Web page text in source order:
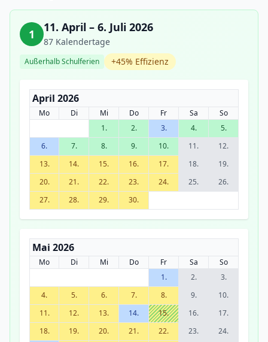
1 11. April – 6. Juli 2026
87 Kalendertage
Außerhalb Schulferien +45% Effizienz
April 2026
Mo Di Mi Do Fr Sa
So
1.
2. 3. 4.
5.
6.
7. 8. 9. 10. 11.
12.
13.
14. 15. 16. 17. 18.
19.
20.
21. 22. 23. 24. 25.
26.
27.
28. 29. 30.
Mai 2026
Mo Di Mi Do Fr Sa
So
1.
2.
3.
4.
5. 6. 7. 8. 9.
10.
11.
12. 13. 14. 15. 16.
17.
18.
19. 20. 21. 22. 23.
24.